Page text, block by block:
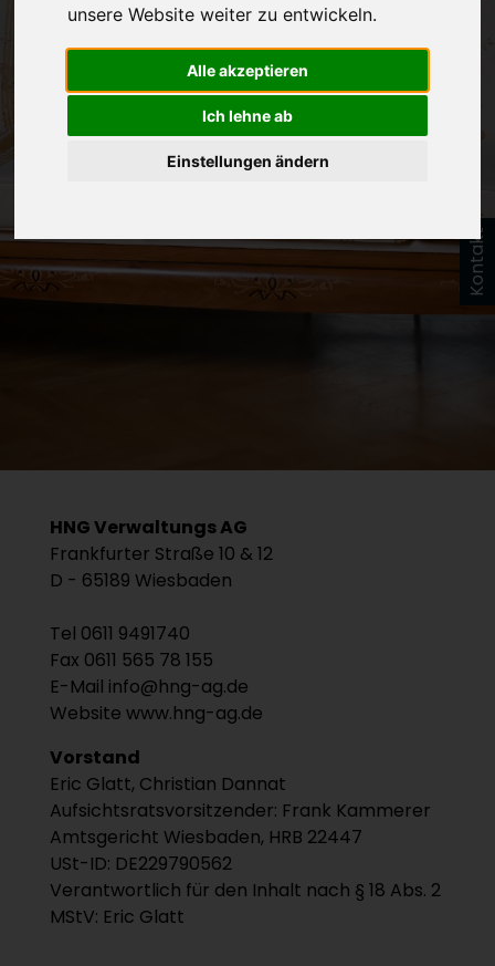
unsere Website weiter zu entwickeln.
Alle akzeptieren
Ich lehne ab
Einstellungen ändern
Kontakt
IMPRESSUM DER HNG
VERWALTUNGS AG
HNG Verwaltungs AG
Frankfurter Straße 10 & 12
D - 65189 Wiesbaden
Tel 0611 9491740
Fax 0611 565 78 155
E-Mail info@hng-ag.de
Website www.hng-ag.de
Vorstand
Eric Glatt, Christian Dannat
Aufsichtsratsvorsitzender: Frank Kammerer
Amtsgericht Wiesbaden, HRB 22447
USt-ID: DE229790562
Verantwortlich für den Inhalt nach § 18 Abs. 2
MStV: Eric Glatt